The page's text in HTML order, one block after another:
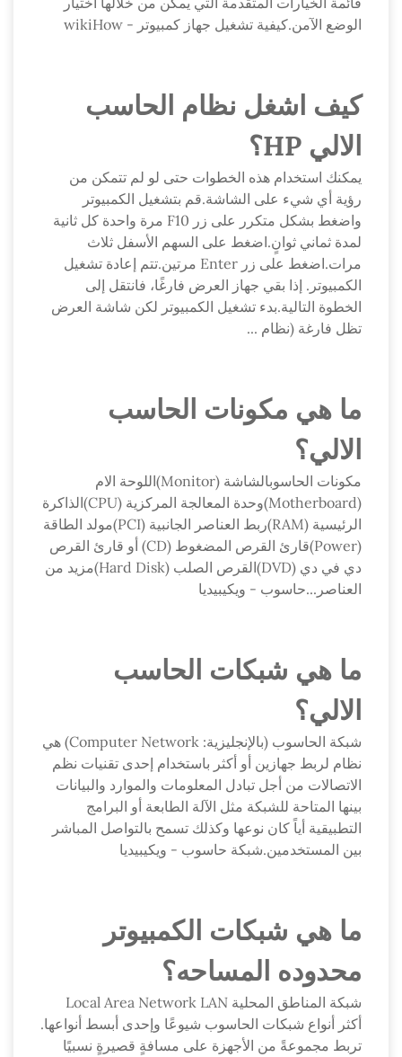
الوضع الآمن.كيفية تشغيل جهاز كمبيوتر - wikiHow
كيف اشغل نظام الحاسب
الالي HP؟
يمكنك استخدام هذه الخطوات حتى لو لم تتمكن من
رؤية أي شيء على الشاشة.قم بتشغيل الكمبيوتر
واضغط بشكل متكرر على زر F10 مرة واحدة كل ثانية
لمدة ثماني ثوانٍ.اضغط على السهم الأسفل ثلاث
مرات.اضغط على زر Enter مرتين.تتم إعادة تشغيل
الكمبيوتر. إذا بقي جهاز العرض فارغًا، فانتقل إلى
الخطوة التالية.بدء تشغيل الكمبيوتر لكن شاشة العرض
تظل فارغة (نظام ...
ما هي مكونات الحاسب
الالي؟
مكونات الحاسوبالشاشة (Monitor)اللوحة الام
(Motherboard)وحدة المعالجة المركزية (CPU)الذاكرة
الرئيسية (RAM)ربط العناصر الجانبية (PCI)مولد الطاقة
(Power)قارئ القرص المضغوط (CD) أو قارئ القرص
دي في دي (DVD)القرص الصلب (Hard Disk)مزيد من
العناصر...حاسوب - ويكيبيديا
ما هي شبكات الحاسب
الالي؟
شبكة الحاسوب (بالإنجليزية: Computer Network)‏ هي
نظام لربط جهازين أو أكثر باستخدام إحدى تقنيات نظم
الاتصالات من أجل تبادل المعلومات والموارد والبيانات
بينها المتاحة للشبكة مثل الآلة الطابعة أو البرامج
التطبيقية أياً كان نوعها وكذلك تسمح بالتواصل المباشر
بين المستخدمين.شبكة حاسوب - ويكيبيديا
ما هي شبكات الكمبيوتر
محدوده المساحه؟
شبكة المناطق المحلية Local Area Network LAN
أكثر أنواع شبكات الحاسوب شيوعًا وإحدى أبسط أنواعها.
تربط مجموعةً من الأجهزة على مسافةٍ قصيرةٍ نسبيًا